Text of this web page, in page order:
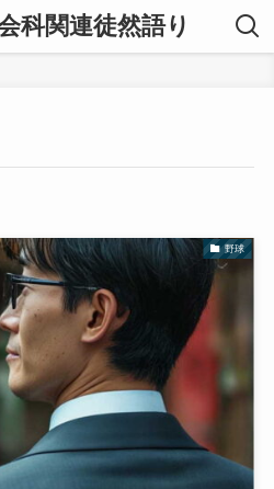
科関連徒然語り
野球